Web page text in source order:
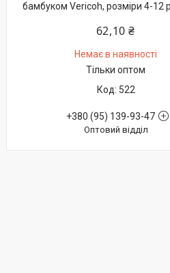
бамбуком Vericoh, розміри 4-12
62,10 ₴
Немає в наявності
Тільки оптом
522
+380 (95) 139-93-47
Оптовий відділ